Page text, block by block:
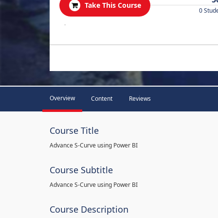
Take This Course
0
.
Overview Content Reviews
Course Title
Advance S-Curve using Power BI
Course Subtitle
Advance S-Curve using Power BI
Course Description